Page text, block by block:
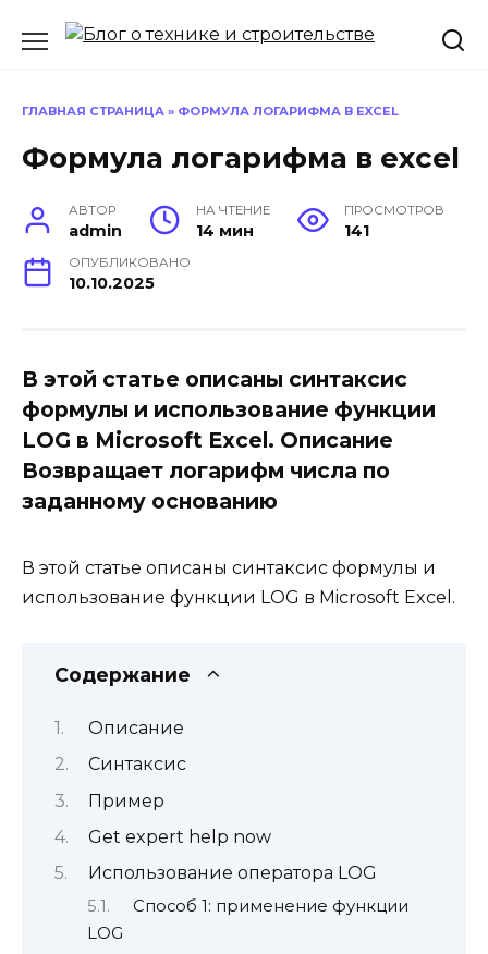
ГЛАВНАЯ СТРАНИЦА » ФОРМУЛА ЛОГАРИФМА В EXCEL
Формула логарифма в excel
АВТОР
admin
НА ЧТЕНИЕ
14 мин
ПРОСМОТРОВ
141
ОПУБЛИКОВАНО
10.10.2025
В этой статье описаны синтаксис
формулы и использование функции
LOG в Microsoft Excel. Описание
Возвращает логарифм числа по
заданному основанию
В этой статье описаны синтаксис формулы и
использование функции LOG в Microsoft Excel.
Содержание
Описание
Синтаксис
Пример
Get expert help now
Использование оператора LOG
Способ 1: применение функции
LOG